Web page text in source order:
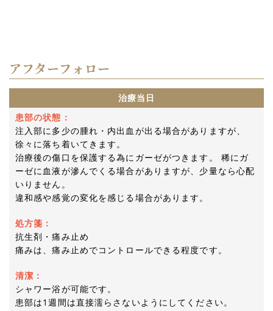
アフターフォロー
治療当日
患部の状態：
注入部に多少の腫れ・内出血が出る場合がありますが、
徐々に落ち着いてきます。
治療後の傷口を保護する為にガーゼがつきます。 稀にガ
ーゼに血液が滲んでくる場合がありますが、少量なら心配
いりません。
違和感や感覚の変化を感じる場合があります。
処方箋：
抗生剤・痛み止め
痛みは、痛み止めでコントロールできる程度です。
清潔：
シャワー浴が可能です。
患部は1週間は直接濡らさないようにしてください。